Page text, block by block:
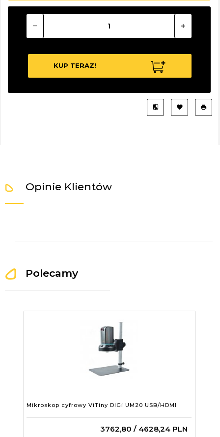
KUP TERAZ!
Opinie Klientów
Polecamy
Mikroskop cyfrowy ViTiny DiGi UM20 USB/HDMI
3762,80 / 4628,24 PLN